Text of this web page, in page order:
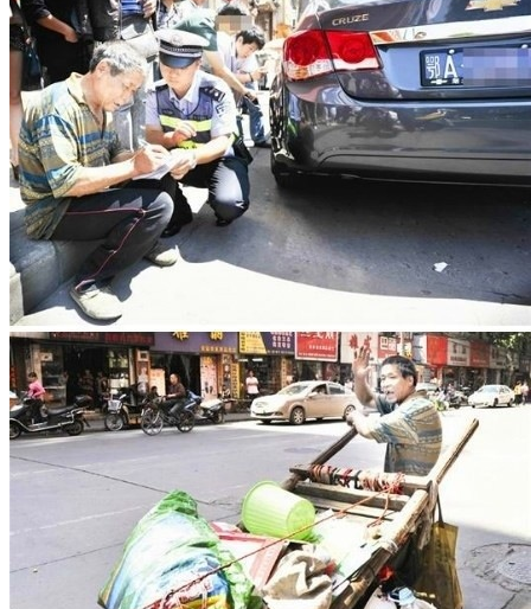
评论*
昵称
邮箱*
网址
在此浏览器中保存我的昵称、邮箱地址。
文章聚合